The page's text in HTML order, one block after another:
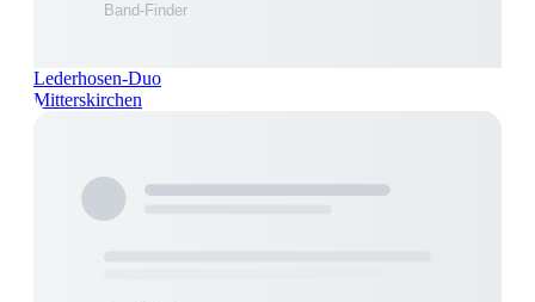
Lederhosen-Duo
Mitterskirchen